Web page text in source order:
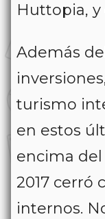
Huttopia, y
Además
turismo
en estos
encima
2017 cerró
internos.